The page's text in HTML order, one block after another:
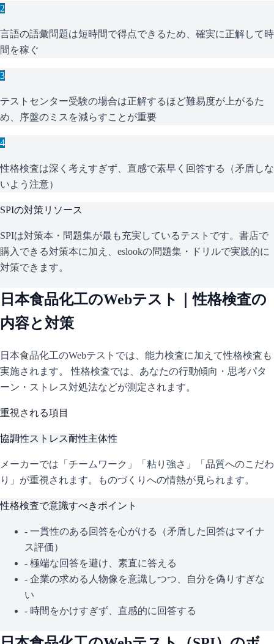
2
言語の語彙問題は短時間で得点できるため、確実に正解して時
間を稼ぐ
3
テストセンター受験の場合は正解するほど難易度が上がるた
め、序盤のミスを減らすことが重要
4
性格検査は深く考えすぎず、直感で素早く回答する（矛盾しな
いよう注意）
SPIの対策リソース
SPIは対策本・問題集が最も充実しているテストです。書店で
購入できる対策本に加え、eslookの問題集・ドリルで実践的に
対策できます。
日本食品化工のWebテスト｜性格検査の
内容と対策
日本食品化工のWebテストでは、能力検査に加えて性格検査も
実施されます。 性格検査では、あなたの行動傾向・思考パタ
ーン・ストレス対処法などが測定されます。
重視される項目
協調性ストレス耐性主体性
メーカーでは「チームワーク」「粘り強さ」「品質へのこだわ
り」が重視されます。ものづくりへの情熱が見られます。
性格検査で意識すべきポイント
- 一貫性のある回答を心がける（矛盾した回答はマイナ
ス評価）
- 極端な回答を避け、素直に答える
- 企業の求める人物像を意識しつつ、自分を偽りすぎな
い
- 時間をかけすぎず、直感的に回答する